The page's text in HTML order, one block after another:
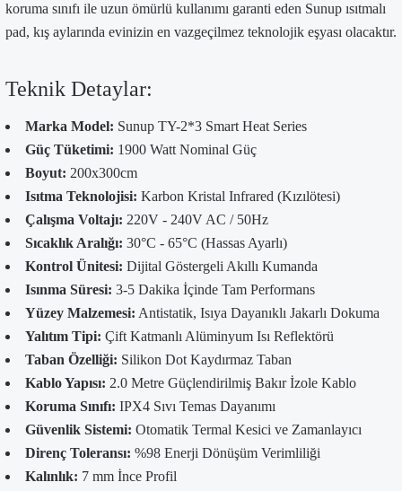
koruma sınıfı ile uzun ömürlü kullanımı garanti eden Sunup ısıtmalı
pad, kış aylarında evinizin en vazgeçilmez teknolojik eşyası olacaktır.
Teknik Detaylar:
Marka Model: Sunup TY-2*3 Smart Heat Series
Güç Tüketimi: 1900 Watt Nominal Güç
Boyut: 200x300cm
Isıtma Teknolojisi: Karbon Kristal Infrared (Kızılötesi)
Çalışma Voltajı: 220V - 240V AC / 50Hz
Sıcaklık Aralığı: 30°C - 65°C (Hassas Ayarlı)
Kontrol Ünitesi: Dijital Göstergeli Akıllı Kumanda
Isınma Süresi: 3-5 Dakika İçinde Tam Performans
Yüzey Malzemesi: Antistatik, Isıya Dayanıklı Jakarlı Dokuma
Yalıtım Tipi: Çift Katmanlı Alüminyum Isı Reflektörü
Taban Özelliği: Silikon Dot Kaydırmaz Taban
Kablo Yapısı: 2.0 Metre Güçlendirilmiş Bakır İzole Kablo
Koruma Sınıfı: IPX4 Sıvı Temas Dayanımı
Güvenlik Sistemi: Otomatik Termal Kesici ve Zamanlayıcı
Direnç Toleransı: %98 Enerji Dönüşüm Verimliliği
Kalınlık: 7 mm İnce Profil